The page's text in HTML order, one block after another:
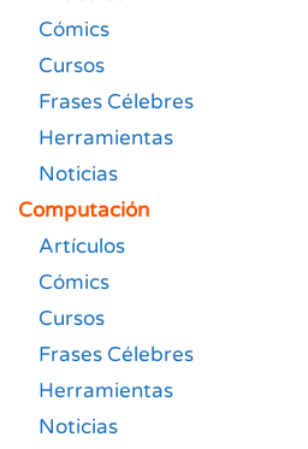
Cómics
Cursos
Frases Célebres
Herramientas
Noticias
Computación
Artículos
Cómics
Cursos
Frases Célebres
Herramientas
Noticias